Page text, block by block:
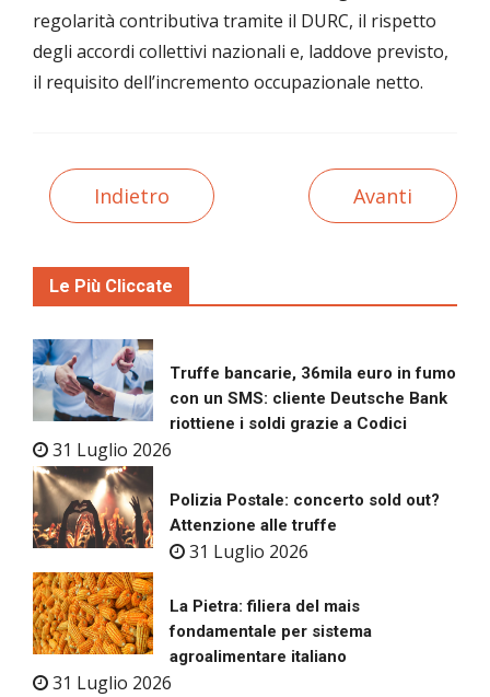
regolarità contributiva tramite il DURC, il rispetto
degli accordi collettivi nazionali e, laddove previsto,
il requisito dell’incremento occupazionale netto.
Indietro Avanti
Le Più Cliccate
Truffe bancarie, 36mila euro in fumo
con un SMS: cliente Deutsche Bank
riottiene i soldi grazie a Codici
31 Luglio 2026
Polizia Postale: concerto sold out?
Attenzione alle truffe
31 Luglio 2026
La Pietra: filiera del mais
fondamentale per sistema
agroalimentare italiano
31 Luglio 2026